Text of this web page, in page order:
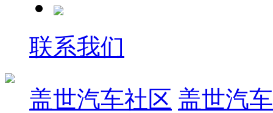
联系我们
盖世汽车社区 盖世汽